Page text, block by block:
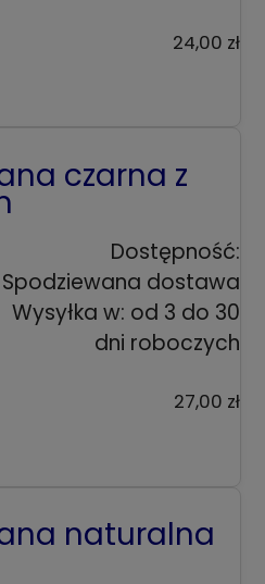
24,00 zł
czarna z
Dostępność:
Spodziewana dostawa
Wysyłka w: od 3 do 30
dni roboczych
27,00 zł
naturalna